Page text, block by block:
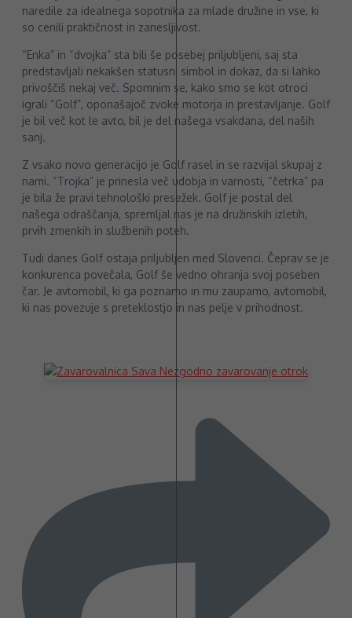
naredile za idealnega sopotnika za mlade družine in vse, ki
so cenili praktičnost in zanesljivost.
“Enka” in “dvojka” sta bili še posebej priljubljeni, saj sta
predstavljali nekakšen statusni simbol in dokaz, da si lahko
privoščiš nekaj več. Spomnim se, kako smo se kot otroci
igrali “Golf”, oponašajoč zvoke motorja in prestavljanje. Golf
je bil več kot le avto, bil je del našega vsakdana, del naših
sanj.
Z vsako novo generacijo je Golf rasel in se razvijal skupaj z
nami. “Trojka” je prinesla več udobja in varnosti, “četrka” pa
je bila že pravi tehnološki presežek. Golf je postal del
našega odraščanja, spremljal nas je na družinskih izletih,
prvih zmenkih in službenih poteh.
Tudi danes Golf ostaja priljubljen med Slovenci. Čeprav se je
konkurenca povečala, Golf še vedno ohranja svoj poseben
čar. Je avtomobil, ki ga poznamo in mu zaupamo, avtomobil,
ki nas povezuje s preteklostjo in nas pelje v prihodnost.